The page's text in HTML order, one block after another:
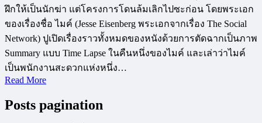
ฝึกให้เป็นนักฆ่า แต่โครงการโดนล้มเลิกไปซะก่อน โดยพระเอก
ของเรื่องชื่อ ไมค์ (Jesse Eisenberg พระเอกจากเรื่อง The Social
Network) ปูเปิดเรื่องราวทั้งหมดของหนังด้วยการตัดฉากเป็นภาพ
Summary แบบ Time Lapse ในคืนหนึ่งของไมค์ และเล่าว่าไมค์
เป็นพนักงานสะดวกแห่งหนึ่ง…
Read More
Posts pagination